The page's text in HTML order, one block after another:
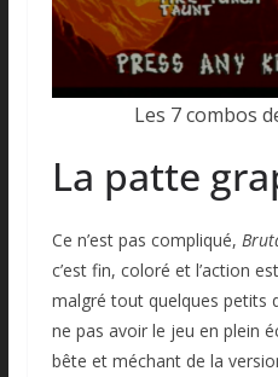
Les 7 combos
La patte
Ce n’est pas compliqué,
c’est fin, coloré et l’action
malgré tout quelques petits
ne pas avoir le jeu en plein
bête et méchant de la